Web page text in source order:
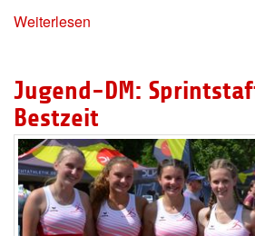
Weiterlesen
Jugend-DM:
Bestzeit